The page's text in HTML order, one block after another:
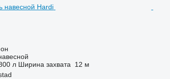
л Ширина захвата
12 м